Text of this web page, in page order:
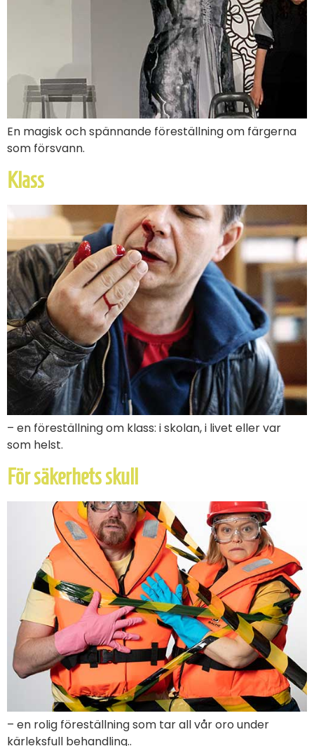
En magisk och spännande föreställning om färgerna
som försvann.
Klass
– en föreställning om klass: i skolan, i livet eller var
som helst.
För säkerhets skull
– en rolig föreställning som tar all vår oro under
kärleksfull behandling..